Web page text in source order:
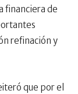
financiera de
refinación y
que por el